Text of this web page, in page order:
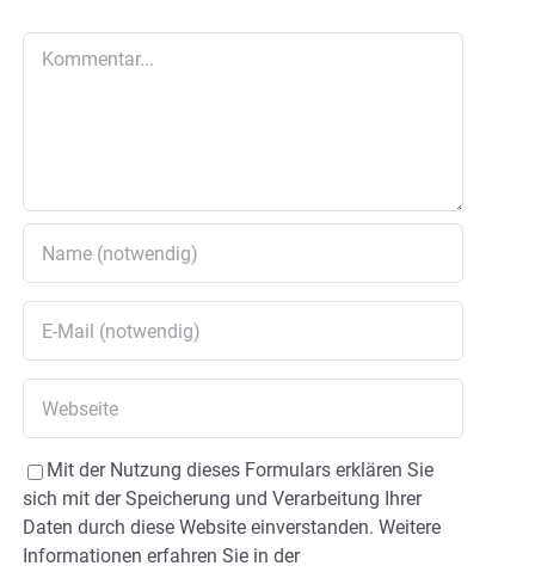
Mit der Nutzung dieses Formulars erklären Sie
sich mit der Speicherung und Verarbeitung Ihrer
Daten durch diese Website einverstanden. Weitere
Informationen erfahren Sie in der